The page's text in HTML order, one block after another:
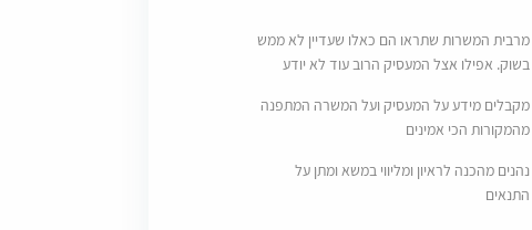
מרבית המשרות שתראו הם כאלו שעדיין לא ממש
בשוק. אפילו אצל המעסיק הרוב עוד לא יודע
מקבלים מידע על המעסיק ועל המשרה המתפנה
מהמקורות הכי אמינים
נהנים מהכנה לראיון ומליווי במשא ומתן על
התנאים